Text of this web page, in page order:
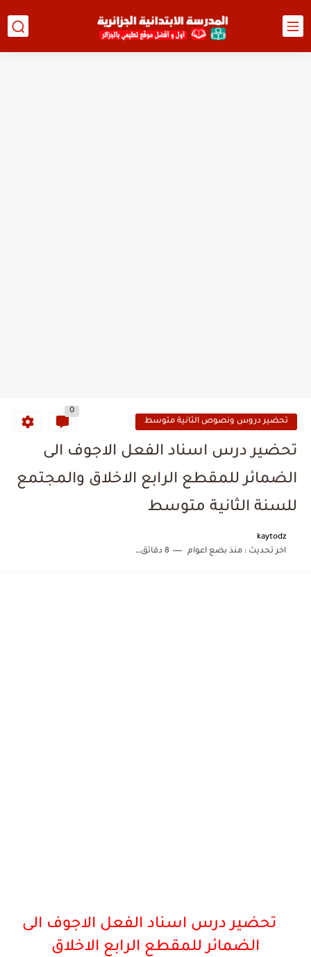
تحضير دروس ونصوص الثانية متوسط
0
تحضير درس اسناد الفعل الاجوف الى
الضمائر للمقطع الرابع الاخلاق والمجتمع
للسنة الثانية متوسط
kaytodz
اخر تحديث :منذ بضع اعوام 8 دقائق للقراءة
تحضير درس اسناد الفعل الاجوف الى
الضمائر للمقطع الرابع الاخلاق